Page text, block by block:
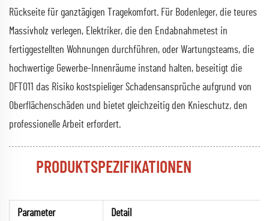
Rückseite für ganztägigen Tragekomfort. Für Bodenleger, die teures
Massivholz verlegen, Elektriker, die den Endabnahmetest in
fertiggestellten Wohnungen durchführen, oder Wartungsteams, die
hochwertige Gewerbe-Innenräume instand halten, beseitigt die
DFT011 das Risiko kostspieliger Schadensansprüche aufgrund von
Oberflächenschäden und bietet gleichzeitig den Knieschutz, den
professionelle Arbeit erfordert.
PRODUKTSPEZIFIKATIONEN
Parameter Detail